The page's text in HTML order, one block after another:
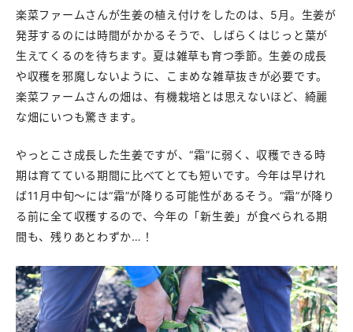
楽菜ファームさんが生姜の植え付けをしたのは、5月。生姜が
発芽するのには時間がかかるそうで、しばらくはじっと葉が
生えてくるのを待ちます。夏は雑草も育つ季節。生姜の成長
や収穫を邪魔しないように、こまめな雑草抜きが必要です。
楽菜ファームさんの畑は、有機栽培とは思えないほど、綺麗
な畑にいつも驚きます。
やっとこさ成長した生姜ですが、“霜”に弱く、収穫できる時
期は育てている期間に比べてとても短いです。今年は早けれ
ば11月中旬〜には“霜”が降りる可能性があるそう。“霜”が降り
る前に全て収穫するので、今年の「新生姜」が食べられる期
間も、残りあとわずか…！